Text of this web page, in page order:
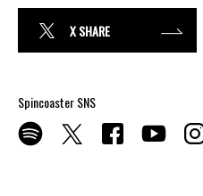
X SHARE
Spincoaster SNS